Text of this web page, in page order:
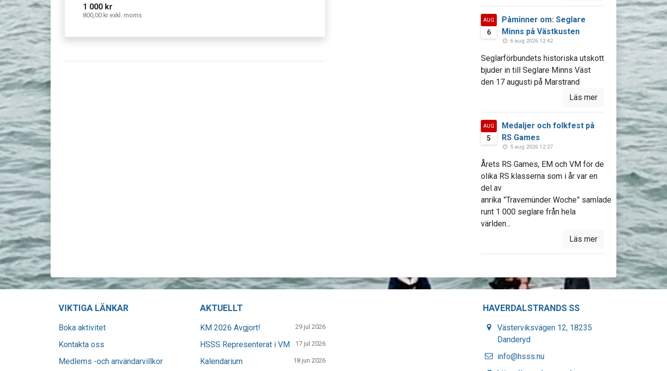
1 000 kr
800,00 kr exkl. moms
AUG
6
Påminner om: Seglare
Minns på Västkusten
6 aug 2026 12:42
Seglarförbundets historiska utskott
bjuder in till Seglare Minns Väst
den 17 augusti på Marstrand
Läs mer
AUG
5
Medaljer och folkfest på
RS Games
5 aug 2026 12:27
Årets RS Games, EM och VM för de
olika RS klasserna som i år var en
del av
anrika ”Travemünder Woche” samlade
runt 1 000 seglare från hela
världen...
Läs mer
VIKTIGA LÄNKAR
Boka aktivitet
Kontakta oss
Medlems -och användarvillkor
AKTUELLT
KM 2026 Avgjort! 29 jul 2026
HSSS Representerat i VM 17 jul 2026
Kalendarium 18 jun 2026
HAVERDALSTRANDS SS
Västerviksvägen 12, 18235
Danderyd
info@hsss.nu